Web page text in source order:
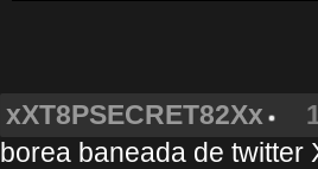
xXT8PSECRET82Xx
borea baneada de twitter